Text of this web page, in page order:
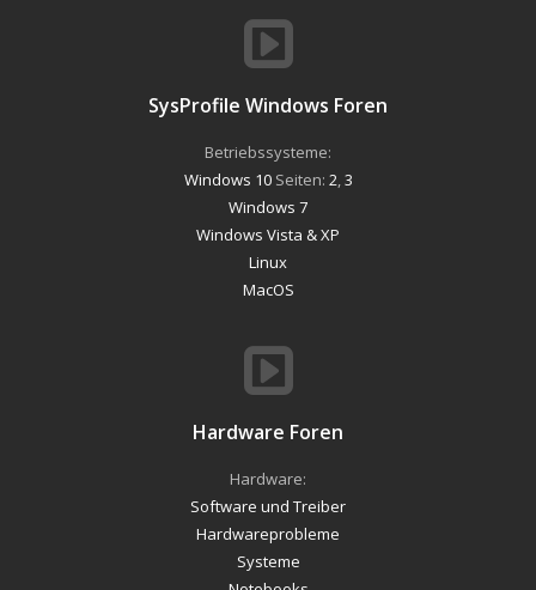
SysProfile Windows Foren
Betriebssysteme:
Windows 10Seiten: 2 3
Windows 7
Windows Vista & XP
Linux
MacOS
Hardware Foren
Hardware:
Software und Treiber
Hardwareprobleme
Systeme